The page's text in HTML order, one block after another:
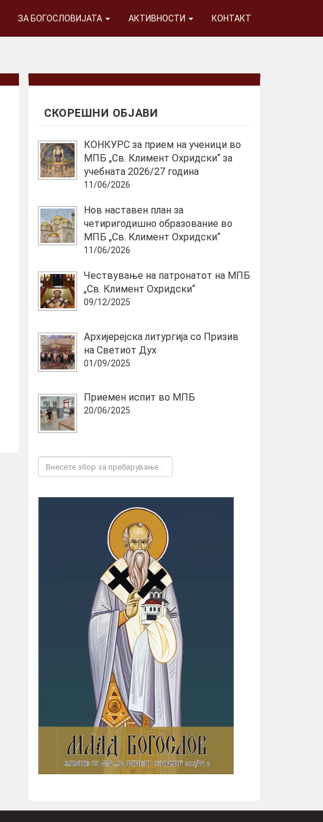
ЗА БОГОСЛОВИЈАТА АКТИВНОСТИ КОНТАКТ
СКОРЕШНИ ОБЈАВИ
КОНКУРС за прием на ученици во
МПБ „Св. Климент Охридски“ за
учебната 2026/27 година
11/06/2026
Нов наставен план за
четиригодишно образование во
МПБ „Св. Климент Охридски“
11/06/2026
Чествување на патронатот на МПБ
„Св. Климент Охридски“
09/12/2025
Архијерејска литургија со Призив
на Светиот Дух
01/09/2025
Приемен испит во МПБ
20/06/2025